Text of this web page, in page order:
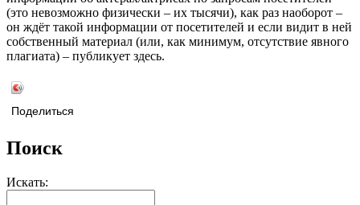
(это невозможно физически – их тысячи), как раз наоборот –
он ждёт такой информации от посетителей и если видит в ней
собственный материал (или, как минимум, отсутствие явного
плагиата) – публикует здесь.
Поделиться
Поиск
Искать: